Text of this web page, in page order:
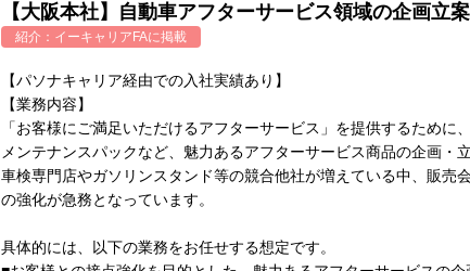
【大阪本社】自動車アフターサービス領域の企画立案
紹介： イーキャリアFAに掲載
【パソナキャリア経由での入社実績あり】
【業務内容】
「お客様にご満足いただけるアフターサービス」を提供するため
メンテナンスパックなど、魅力あるアフターサービス商品の企画・
車検専門店やガソリンスタンド等の競合他社が増えている中、販売
の強化が急務となっています。
具体的には、以下の業務をお任せする想定です。